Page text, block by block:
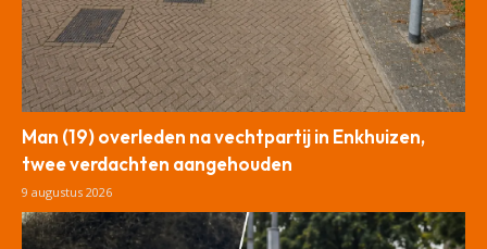
Man (19) overleden na vechtpartij in Enkhuizen,
twee verdachten aangehouden
9 augustus 2026